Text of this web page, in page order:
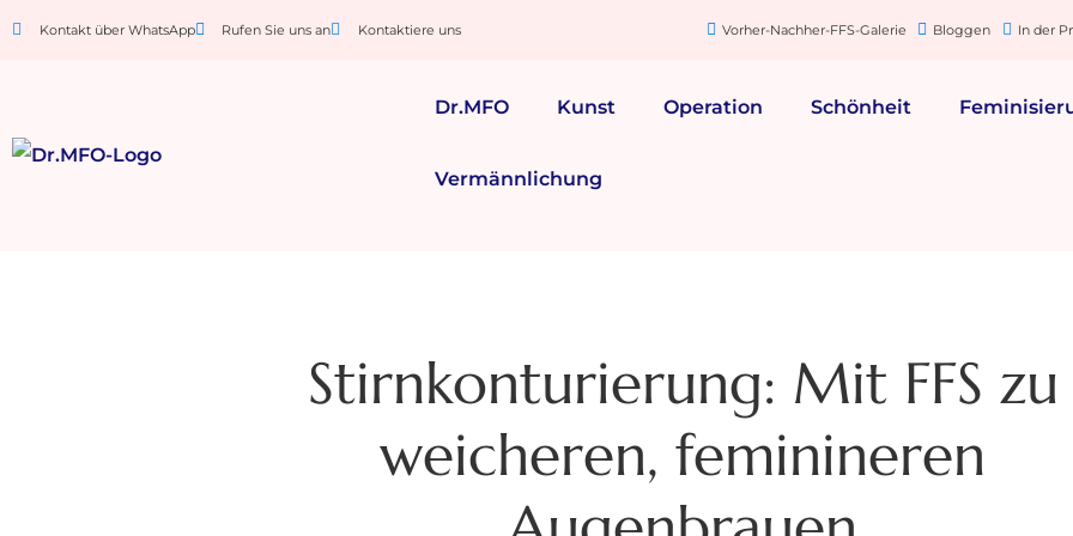
Kontakt über WhatsApp Rufen Sie uns an Kontaktiere uns Vorher-Nachher-FFS-Galerie Bloggen In der
Dr.MFO Kunst Operation Schönheit
Vermännlichung
Stirnkonturierung: Mit FFS zu
weicheren, feminineren